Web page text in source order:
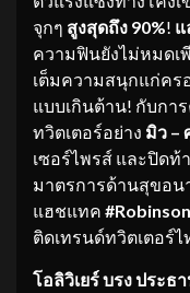
จุกๆ สูงสุดถึง 90%! แ
ความฟินยังไม่หมดเพี
เต็มความสนุกแก่คร
แบบเกินต้าน! กับกา
ทวิตเตอร์อย่าง มิว –
เซอร์ไพรส์ และปิด
มาตรการด้านสุขอน
แฮชแทค
ติดเทรนด์ทวิตเตอร์
โอลิวิเยร์ บรง ประ